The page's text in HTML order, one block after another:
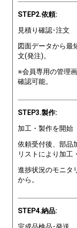
STEP2.依頼:
見積り確認･注文
図面データから最
文(発注)。
※会員専用の管理
確認可能。
STEP3.製作:
加工・製作を開始
依頼受付後、部品
リストにより加工
進捗状況のモニタ
から。
STEP4.納品: